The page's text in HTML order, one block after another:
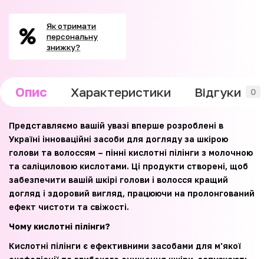
Як отримати
персональну
знижку?
Опис Характеристики Відгуки 0
Представляємо вашій увазі вперше розроблені в
Україні інноваційні засоби для догляду за шкірою
голови та волоссям – пінні кислотні пілінги з молочною
та саліциловою кислотами. Ці продукти створені, щоб
забезпечити вашій шкірі голови і волосся кращий
догляд і здоровий вигляд, працюючи на пролонгований
ефект чистоти та свіжості.
Чому кислотні пілінги?
Кислотні пілінги є ефективними засобами для м'якої